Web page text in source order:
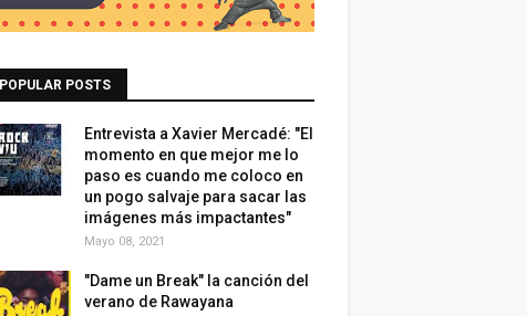
POPULAR POSTS
Entrevista a Xavier Mercadé: "El
momento en que mejor me lo
paso es cuando me coloco en
un pogo salvaje para sacar las
imágenes más impactantes"
Mayo 08, 2021
"Dame un Break" la canción del
verano de Rawayana